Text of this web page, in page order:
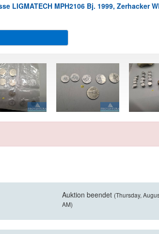
MPH2106 Bj. 1999, Zerhacker
Auktion beendet (Thursday,
AM)